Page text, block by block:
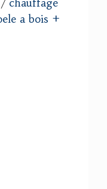
/
a bois +